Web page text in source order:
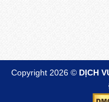
Copyright 2026 © DỊCH